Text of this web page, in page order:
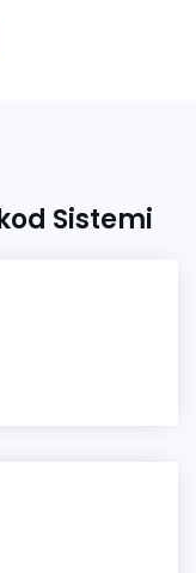
Sistemi